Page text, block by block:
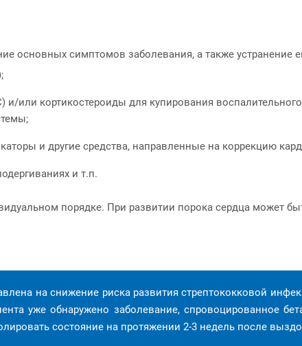
основных симптомов заболевания, а также устранение
или кортикостероиды для купирования
и другие средства, направленные на коррекцию
и т.п.
порядке. При развитии порока сердца может
на снижение риска развития стрептококковой
уже обнаружено заболевание, спровоцированное
состояние на протяжении 2-3 недель после